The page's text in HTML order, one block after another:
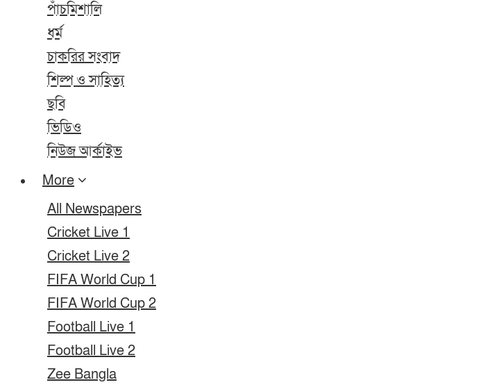
পাঁচমিশালি
ধর্ম
চাকরির সংবাদ
শিল্প ও সাহিত্য
ছবি
ভিডিও
নিউজ আর্কাইভ
More
All Newspapers
Cricket Live 1
Cricket Live 2
FIFA World Cup 1
FIFA World Cup 2
Football Live 1
Football Live 2
Zee Bangla